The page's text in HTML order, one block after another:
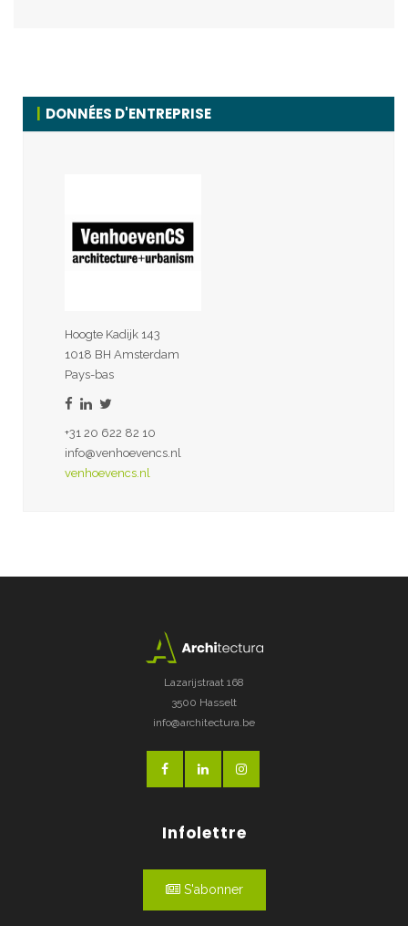
DONNÉES D'ENTREPRISE
Hoogte Kadijk 143
1018 BH Amsterdam
Pays-bas
+31 20 622 82 10
info@venhoevencs.nl
venhoevencs.nl
Lazarijstraat 168
3500 Hasselt
info@architectura.be
Infolettre
S'abonner